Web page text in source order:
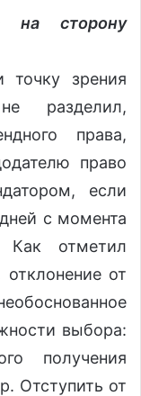
на сторону
точку зрения
разделил,
права,
право
если
с момента
Как отметил
от
выбора:
получения
Отступить от